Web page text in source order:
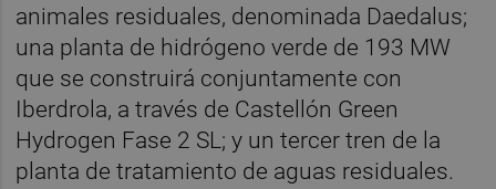
animales residuales, denominada Daedalus;
una planta de hidrógeno verde de 193 MW
que se construirá conjuntamente con
Iberdrola, a través de Castellón Green
Hydrogen Fase 2 SL; y un tercer tren de la
planta de tratamiento de aguas residuales.